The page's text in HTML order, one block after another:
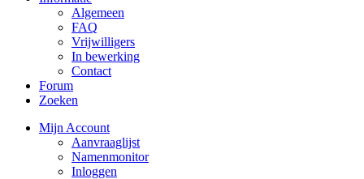
Algemeen
FAQ
Vrijwilligers
In bewerking
Contact
Forum
Zoeken
Mijn Account
Aanvraaglijst
Namenmonitor
Inloggen